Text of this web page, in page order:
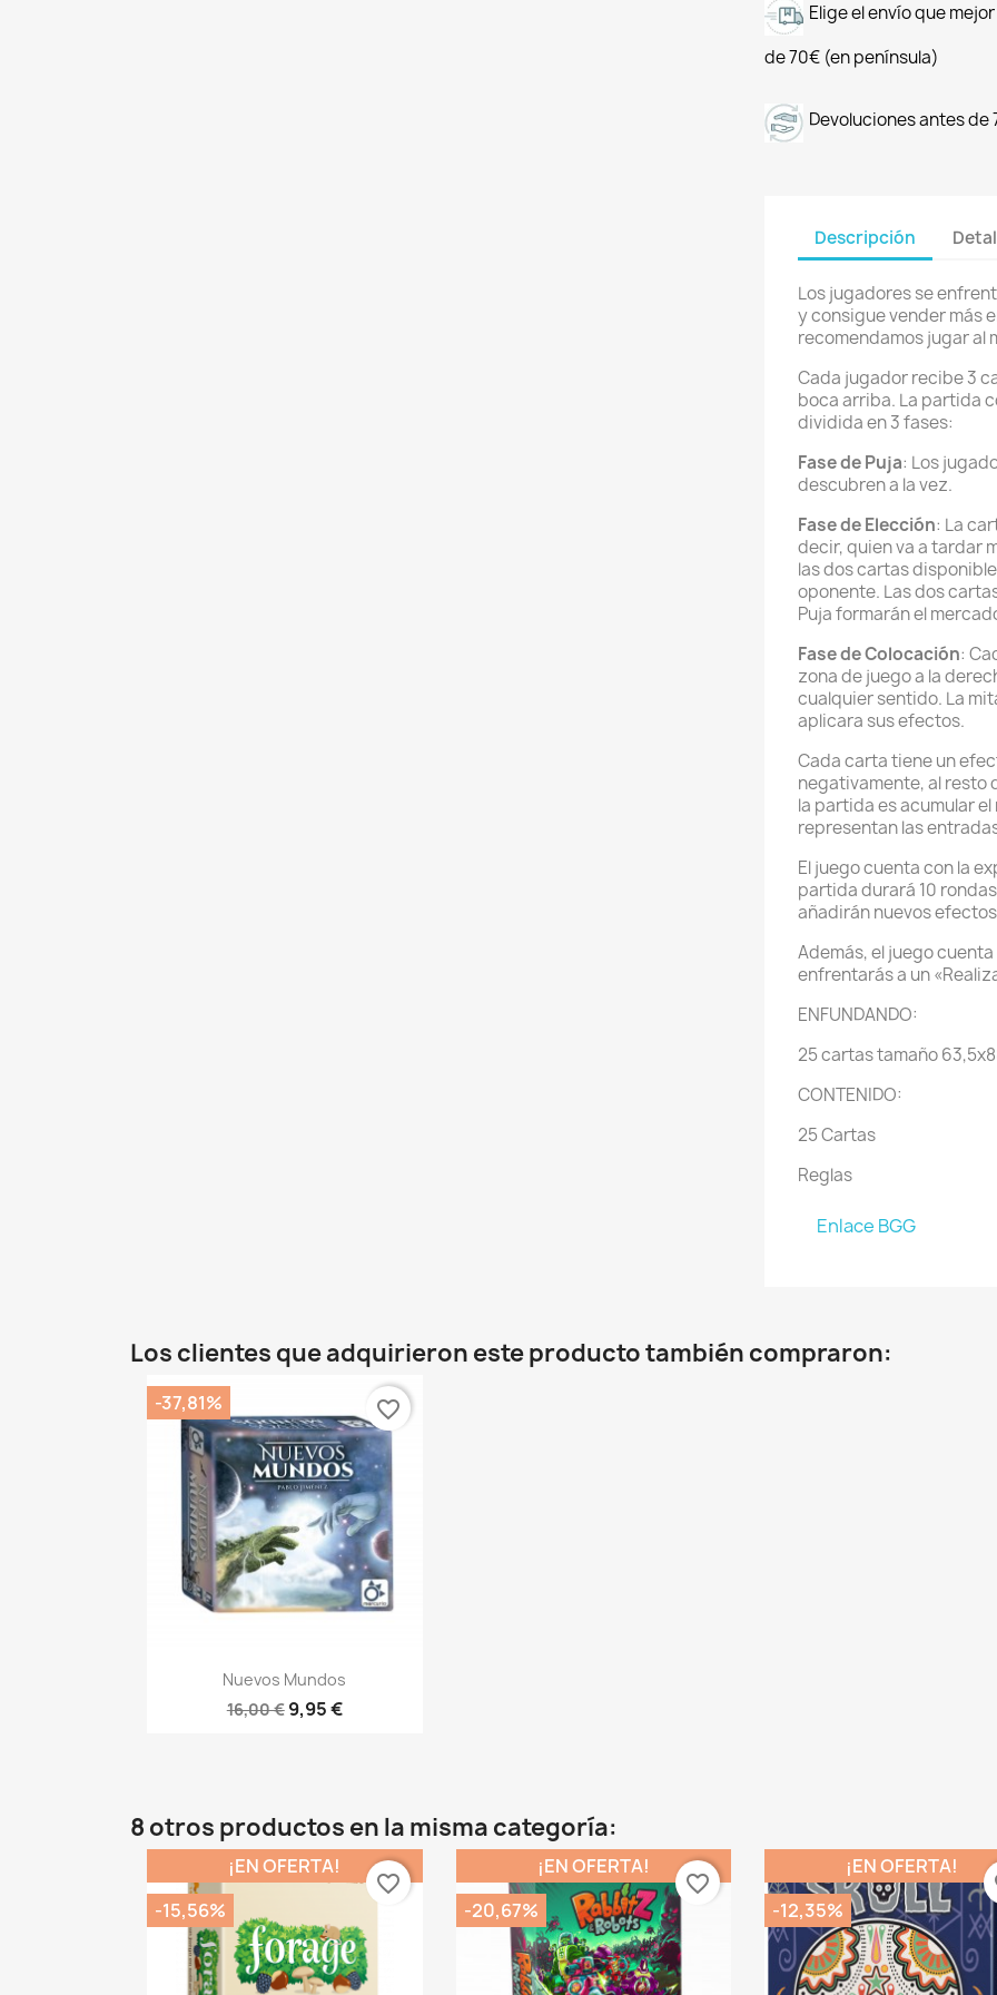
Elige el envío que
de 70€ (en península)
Devoluciones antes
Descripción
Los jugadores se
y consigue vender más
recomendamos jugar al
Cada jugador recibe 3
boca arriba. La partida
dividida en 3 fases:
Fase de Puja: Los
descubren a la vez.
Fase de Elección: La
decir, quien va a tardar
las dos cartas
oponente. Las dos
Puja formarán el
Fase de Colocación:
zona de juego a la
cualquier sentido. La
aplicara sus efectos.
Cada carta tiene un
negativamente, al resto
la partida es acumular
representan las
El juego cuenta con la
partida durará 10
añadirán nuevos
Además, el juego
enfrentarás a un
ENFUNDANDO:
25 cartas tamaño
CONTENIDO:
25 Cartas
Reglas
Enlace BGG
Los clientes que adquirieron este producto también compraron:
Vista rápida
Nuevos Mundos
16,00 € 9,95 €
-37,81% favorite_border
8 otros productos en la misma categoría:
¡EN OFERTA!
-15,56%
favorite_border
¡EN OFERTA!
-20,67%
favorite_border
¡EN OFERTA!
-12,35%